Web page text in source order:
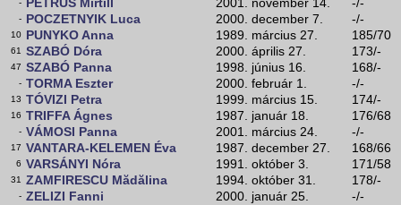
-
- POCZETNYIK Luca 2000. december 7. -/-
10 PUNYKO Anna 1989. március 27. 185/70
61 SZABÓ Dóra 2000. április 27. 173/-
47 SZABÓ Panna 1998. június 16. 168/-
- TORMA Eszter 2000. február 1. -/-
13 TÓVIZI Petra 1999. március 15. 174/-
16 TRIFFA Ágnes 1987. január 18. 176/68
- VÁMOSI Panna 2001. március 24. -/-
17 VANTARA-KELEMEN Éva 1987. december 27. 168/66
6 VARSÁNYI Nóra 1991. október 3. 171/58
31 ZAMFIRESCU Mădălina 1994. október 31. 178/-
- ZELIZI Fanni 2000. január 25. -/-